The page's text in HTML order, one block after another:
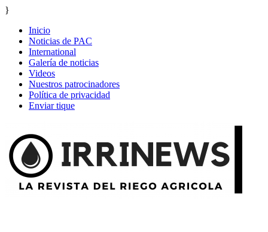
}
Inicio
Noticias de PAC
International
Galería de noticias
Videos
Nuestros patrocinadores
Política de privacidad
Enviar tique